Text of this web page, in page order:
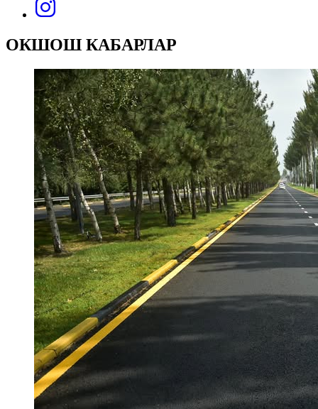
ОКШОШ КАБАРЛАР